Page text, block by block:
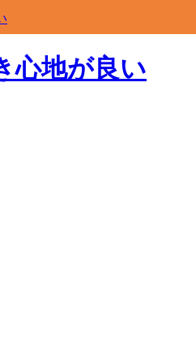
心地が良い